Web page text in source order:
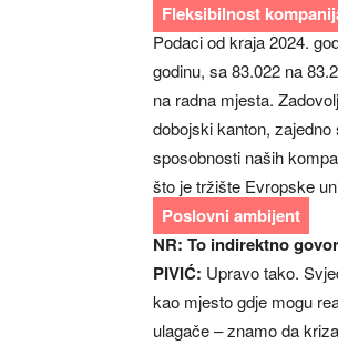
Fleksibilnost
Podaci od kraja 2024.
godinu, sa 83.022 na
na radna mjesta.
dobojski kanton,
sposobnosti naših
što je tržište Evropske
Poslovni ambijent
NR: To indirektno
PIVIĆ: Upravo tako.
kao mjesto gdje mogu
ulagače – znamo da